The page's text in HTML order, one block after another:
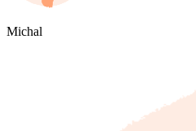
Michal